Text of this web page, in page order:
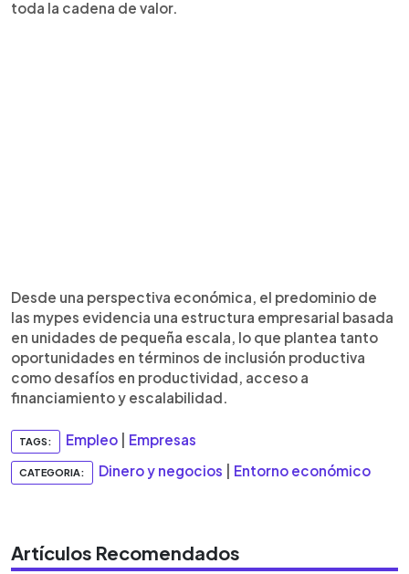
toda la cadena de valor.
Desde una perspectiva económica, el predominio de
las mypes evidencia una estructura empresarial basada
en unidades de pequeña escala, lo que plantea tanto
oportunidades en términos de inclusión productiva
como desafíos en productividad, acceso a
financiamiento y escalabilidad.
TAGS: Empleo Empresas
CATEGORIA: Dinero y negocios Entorno económico
Artículos Recomendados